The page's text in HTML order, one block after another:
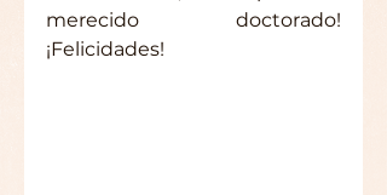
merecido doctorado!
¡Felicidades!